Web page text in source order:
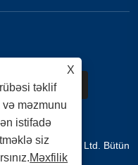
Machinery Co., Ltd. Bütün
X
təklif
məzmunu
istifadə
siz
Məxfilik